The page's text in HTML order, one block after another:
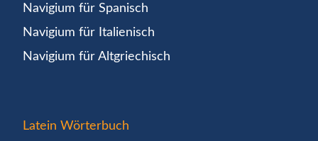
Navigium für Spanisch
Navigium für Italienisch
Navigium für Altgriechisch
Latein Wörterbuch